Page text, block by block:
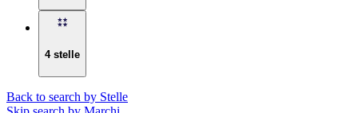
4 stelle
Back to search by Stelle